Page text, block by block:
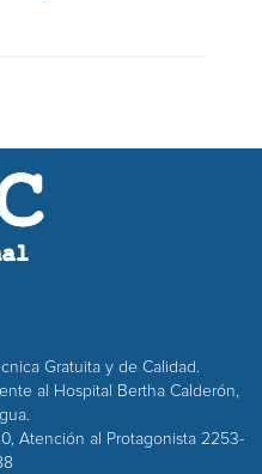
Gratuita y de Calidad.
al Hospital Bertha Calderón,
Atención al Protagonista 2253-